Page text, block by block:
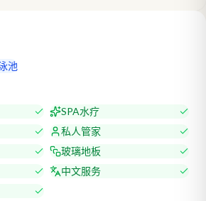
池
SPA水疗
私人管家
玻璃地板
中文服务